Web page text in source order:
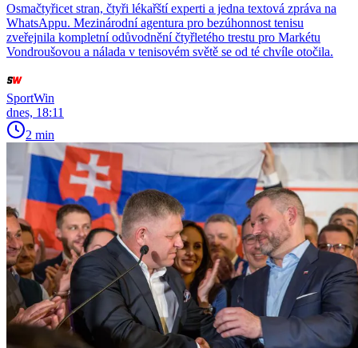
Osmačtyřicet stran, čtyři lékařští experti a jedna textová zpráva na
WhatsAppu. Mezinárodní agentura pro bezúhonnost tenisu
zveřejnila kompletní odůvodnění čtyřletého trestu pro Markétu
Vondroušovou a nálada v tenisovém světě se od té chvíle otočila.
SportWin
dnes, 18:11
2 min